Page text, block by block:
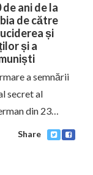
de ani de la
de către
și
și a
a semnării
secret al
din 23…
Share